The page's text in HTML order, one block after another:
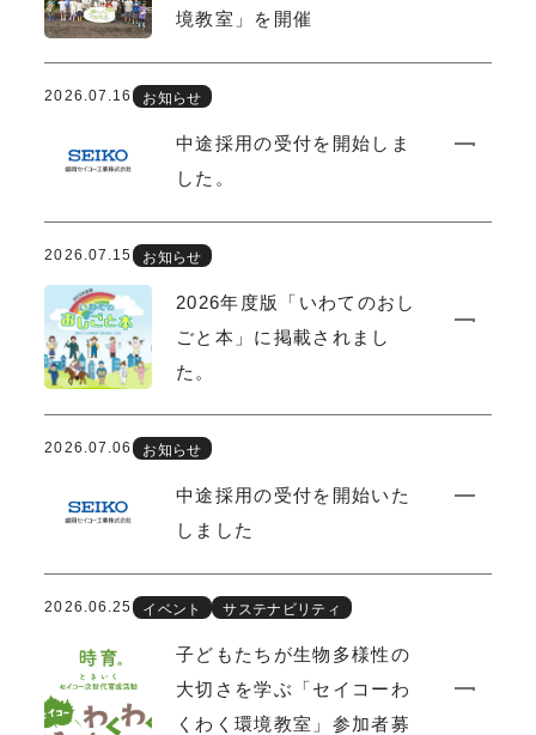
境教室」を開催
2026.07.16 お知らせ
中途採用の受付を開始しま
した。
2026.07.15 お知らせ
2026年度版「いわてのおし
ごと本」に掲載されまし
た。
2026.07.06 お知らせ
中途採用の受付を開始いた
しました
2026.06.25 イベント サステナビリティ
子どもたちが生物多様性の
大切さを学ぶ「セイコーわ
くわく環境教室」参加者募